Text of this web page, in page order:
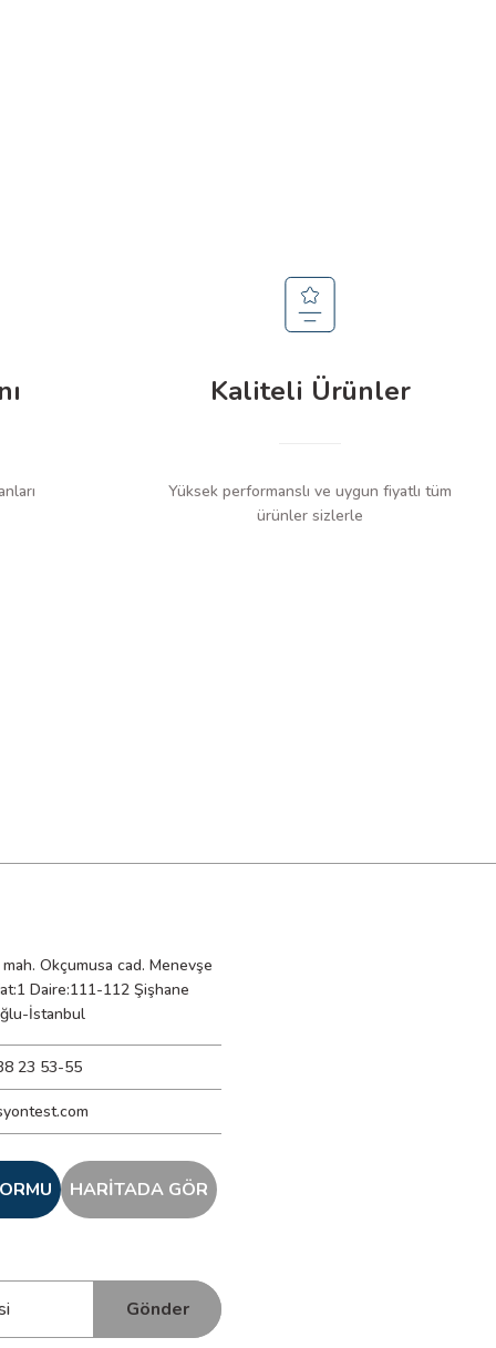
Kaliteli Ürünler
Yüksek performanslı ve uygun fiyatlı tüm
ürünler sizlerle
Okçumusa cad. Menevşe
Daire:111-112 Şişhane
İstanbul
23 53-55
HARİTADA GÖR
Gönder